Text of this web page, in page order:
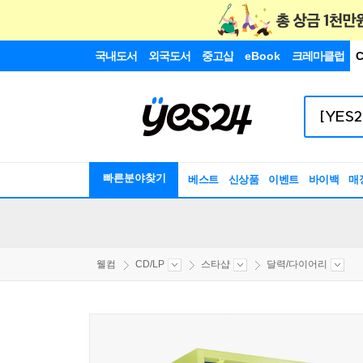
국내도서 외국도서 중고샵 eBook 크레마클럽
빠른분야찾기 베스트 신상품 이벤트 바이백 매
웰컴 CD/LP 스타샵 달력/다이어리